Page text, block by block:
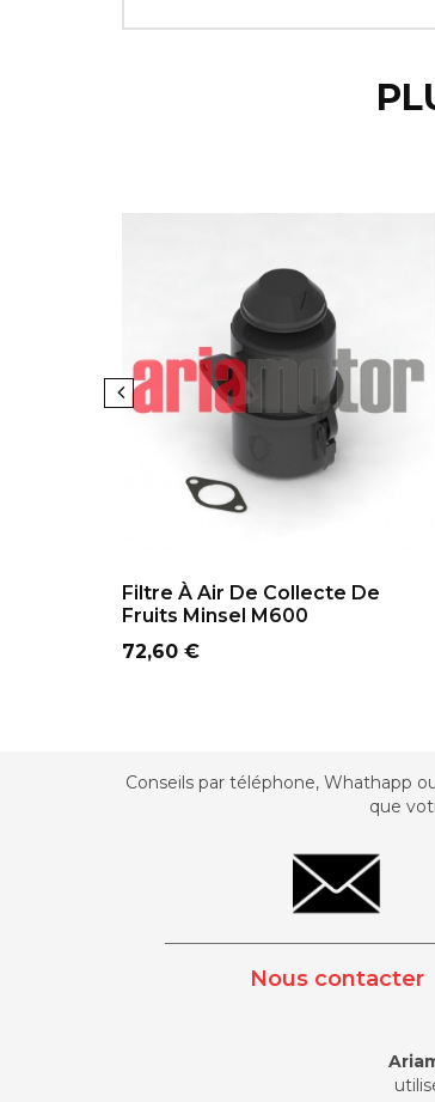
Filtre À Air De Collecte De
Fruits Minsel M600
Prix
72,60 €
Conseils par téléphone, Whathapp
que
Nous contacter